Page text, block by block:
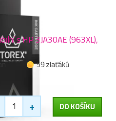
s HP 3JA30AE (963XL),
59 zlaťáků
+ DO KOŠÍKU